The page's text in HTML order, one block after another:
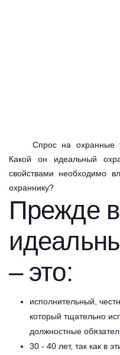
Спрос на охранные
Какой он идеальный
свойствами необходимо
охраннику?
Прежде
– это:
исполнительный,
который тщательно
должностные
30 - 40 лет, так как в